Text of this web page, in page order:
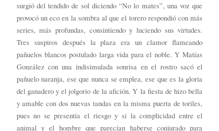
surgió del tendido de sol diciendo “No lo mates”, una voz que
provocó un eco en la sombra al que el torero respondió con más
series, más profundas, consintiendo y luciendo sus virtudes.
Tres suspiros después la plaza era un clamor flameando
pañuelos blancos postulado larga vida para el noble. Y Matías
González con una indisimulada sonrisa en el rostro sacó el
pañuelo naranja, ese que nunca se emplea, ese que es la gloria
del ganadero y el jolgorio de la afición. Y la fiesta de hizo bella
y amable con dos nuevas tandas en la misma puerta de toriles,
pues no se presentía el riesgo y sí la complicidad entre el
animal y el hombre que parecían haberse conjurado para